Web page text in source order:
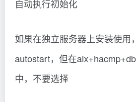
自动执行初始化
如果在独立服务器上安装使用
autostart，但在
中，不要选择